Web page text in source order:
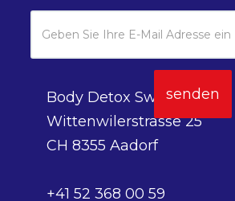
Body Detox Swiss AG
Wittenwilerstrasse 25
CH 8355 Aadorf
+41 52 368 00 59